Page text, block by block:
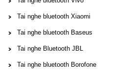
Tai nghe bluetooth Xiaomi
Tai nghe bluetooth Baseus
Tai nghe Bluetooth JBL
Tai nghe bluetooth Borofone